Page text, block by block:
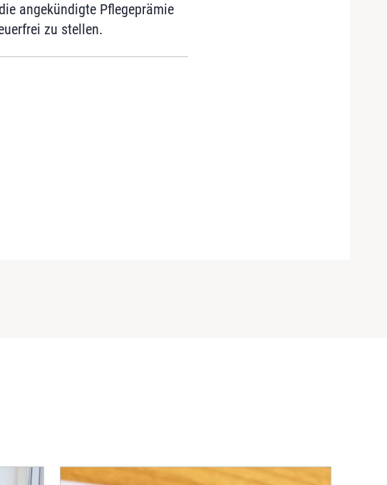
angekündigte Pflegeprämie
zu stellen.